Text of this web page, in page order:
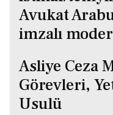
Asliye Ceza
Görevleri,
Usulü